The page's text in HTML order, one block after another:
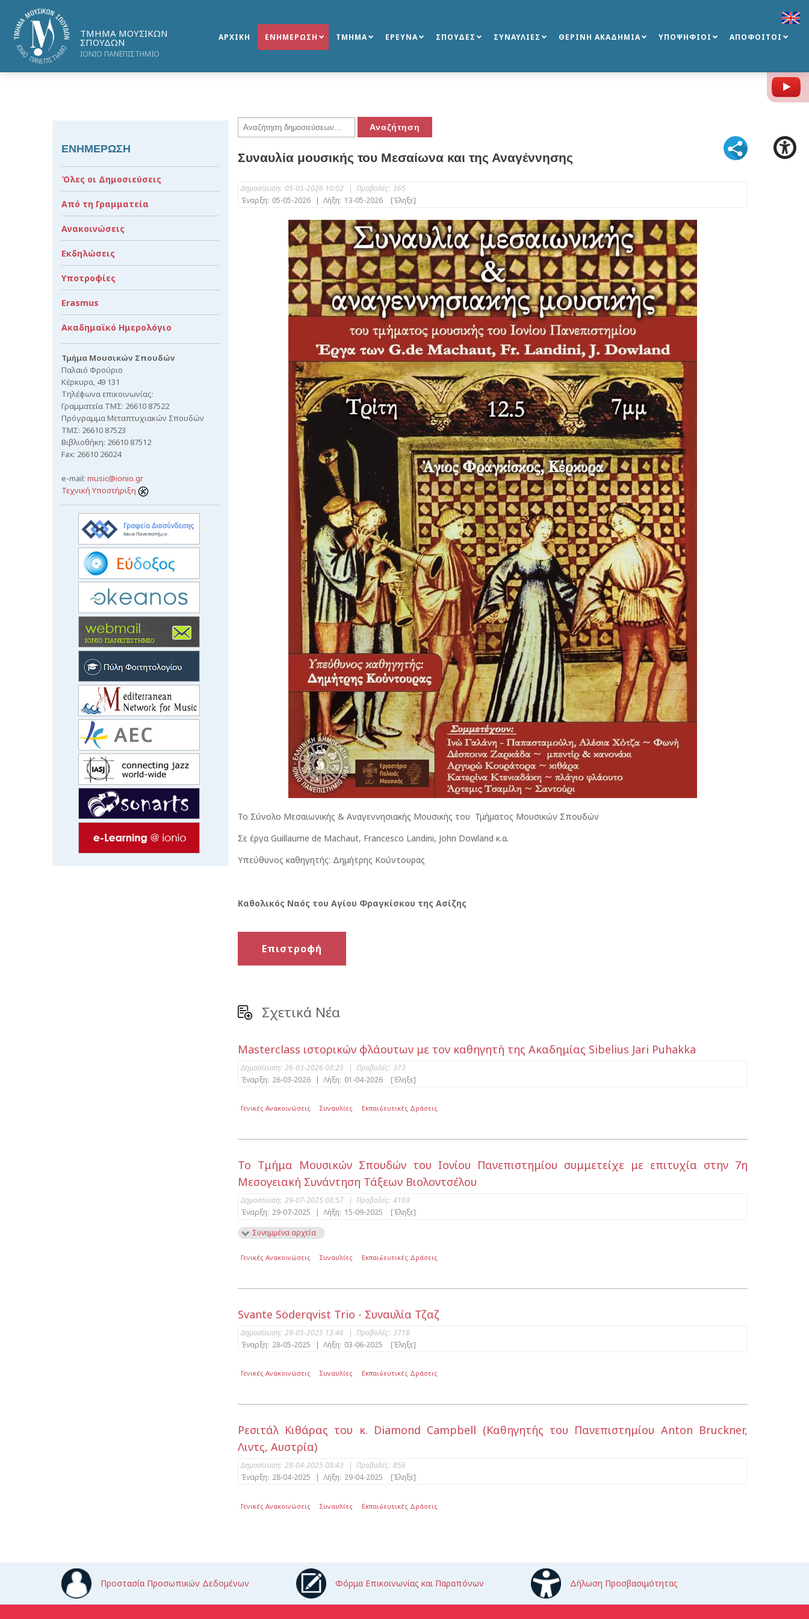
ΤΜΗΜΑ ΜΟΥΣΙΚΩΝ
ΣΠΟΥΔΩΝ
ΙΟΝΙΟ ΠΑΝΕΠΙΣΤΗΜΙΟ
ΑΡΧΙΚΗ ΕΝΗΜΕΡΩΣΗ ΤΜΗΜΑ ΕΡΕΥΝΑ ΣΠΟΥΔΕΣ ΣΥΝΑΥΛΙΕΣ ΘΕΡΙΝΗ ΑΚΑΔΗΜΙΑ ΥΠΟΨΗΦΙΟΙ ΑΠΟΦΟΙΤΟΙ
Συναυλία μουσικής του Μεσαίωνα και της Αναγέννησης
Δημοσίευση: 05-05-2026 10:02 | Προβολές: 365
Έναρξη: 05-05-2026 | Λήξη: 13-05-2026 [Έληξε]
Το Σύνολο Μεσαιωνικής & Αναγεννησιακής Μουσικής του Τμήματος Μουσικών Σπουδών
Σε έργα Guillaume de Machaut, Francesco Landini, John Dowland κ.α.
Υπεύθυνος καθηγητής: Δημήτρης Κούντουρας
Καθολικός Ναός του Αγίου Φραγκίσκου της Ασίζης
Επιστροφή
Σχετικά Νέα
Μasterclass ιστορικών φλάουτων με τον καθηγητή της Ακαδημίας Sibelius Jari Puhakka
Δημοσίευση: 26-03-2026 08:25 | Προβολές: 373
Έναρξη: 26-03-2026 | Λήξη: 01-04-2026 [Έληξε]
Γενικές Ανακοινώσεις Συναυλίες Εκπαιδευτικές Δράσεις
Το Τμήμα Μουσικών Σπουδών του Ιονίου Πανεπιστημίου συμμετείχε με επιτυχία στην 7η
Μεσογειακή Συνάντηση Τάξεων Βιολοντσέλου
Δημοσίευση: 29-07-2025 08:57 | Προβολές: 4169
Έναρξη: 29-07-2025 | Λήξη: 15-09-2025
[Έληξε]
Συνημμένα αρχεία
Γενικές Ανακοινώσεις Συναυλίες Εκπαιδευτικές Δράσεις
Svante Söderqvist Trio - Συναυλία Τζαζ
Δημοσίευση: 28-05-2025 13:46 | Προβολές: 3718
Έναρξη: 28-05-2025 | Λήξη: 03-06-2025 [Έληξε]
Γενικές Ανακοινώσεις Συναυλίες Εκπαιδευτικές Δράσεις
Ρεσιτάλ Κιθάρας του κ. Diamond Campbell (Καθηγητής του Πανεπιστημίου Anton Bruckner,
Λιντς, Αυστρία)
Δημοσίευση: 28-04-2025 08:43 | Προβολές: 856
Έναρξη: 28-04-2025 | Λήξη: 29-04-2025 [Έληξε]
Γενικές Ανακοινώσεις Συναυλίες Εκπαιδευτικές Δράσεις
ΕΝΗΜΕΡΩΣΗ
Όλες οι Δημοσιεύσεις
Από τη Γραμματεία
Ανακοινώσεις
Εκδηλώσεις
Υποτροφίες
Erasmus
Ακαδημαϊκό Ημερολόγιο
Τμήμα Μουσικών Σπουδών
Παλαιό Φρούριο
Κέρκυρα, 49 131
Τηλέφωνα επικοινωνίας:
Γραμματεία ΤΜΣ: 26610 87522
Πρόγραμμα Μεταπτυχιακών Σπουδών
ΤΜΣ: 26610 87523
Βιβλιοθήκη: 26610 87512
Fax: 26610 26024
e-mail: music@ionio.gr
Τεχνική Υποστήριξη
Προστασία Προσωπικών Δεδομένων Φόρμα Επικοινωνίας και Παραπόνων Δήλωση Προσβασιμότητας